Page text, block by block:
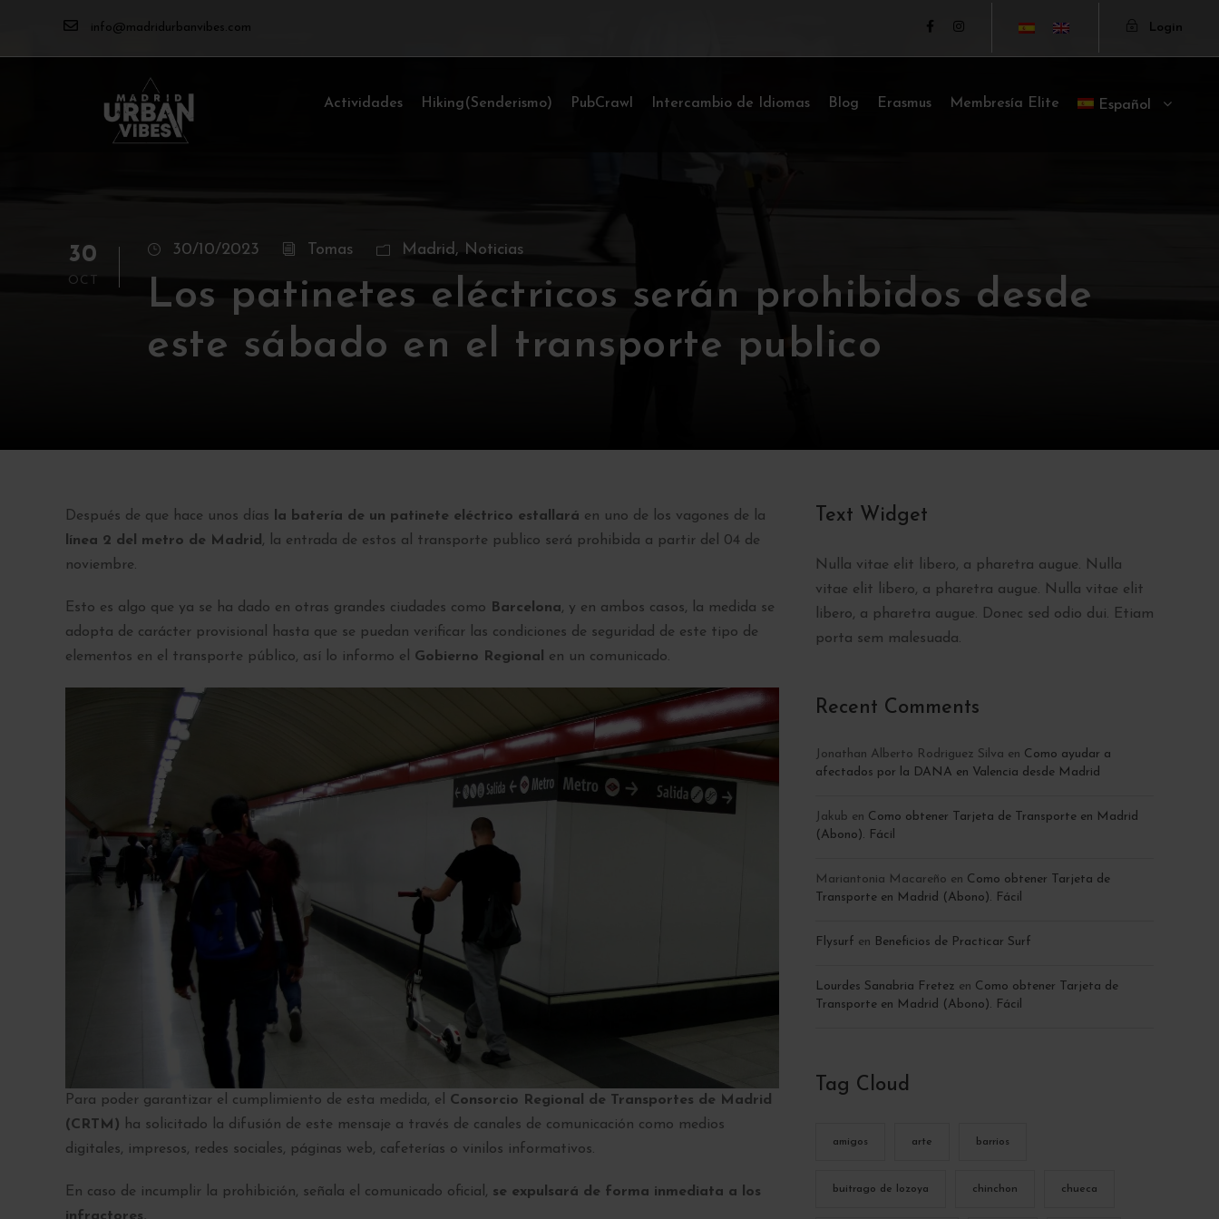
info@madridurbanvibes.com Login
Actividades Hiking(Senderismo) PubCrawl Intercambio de Idiomas Blog Erasmus Membresía Elite Español
30
OCT
30/10/2023 Tomas Madrid, Noticias
Los patinetes eléctricos serán prohibidos desde
este sábado en el transporte publico
Después de que hace unos días la batería de un patinete eléctrico estallará en uno de los vagones de la
línea 2 del metro de Madrid , la entrada de estos al transporte publico será prohibida a partir del 04 de
noviembre.
Esto es algo que ya se ha dado en otras grandes ciudades como Barcelona, y en ambos casos, la medida se
adopta de carácter provisional hasta que se puedan verificar las condiciones de seguridad de este tipo de
elementos en el transporte público, así lo informo el Gobierno Regional en un comunicado.
Para poder garantizar el cumplimiento de esta medida, el Consorcio Regional de Transportes de Madrid
(CRTM) ha solicitado la difusión de este mensaje a través de canales de comunicación como medios
digitales, impresos, redes sociales, páginas web, cafeterías o vinilos informativos.
En caso de incumplir la prohibición, señala el comunicado oficial, se expulsará de forma inmediata a los
Text Widget
Nulla vitae elit libero, a pharetra augue. Nulla
vitae elit libero, a pharetra augue. Nulla vitae elit
libero, a pharetra augue. Donec sed odio dui. Etiam
porta sem malesuada.
Recent Comments
Jonathan Alberto Rodriguez Silva en Como ayudar a
afectados por la DANA en Valencia desde Madrid
Jakub en Como obtener Tarjeta de Transporte en Madrid
(Abono). Fácil
Mariantonia Macareño en Como obtener Tarjeta de
Transporte en Madrid (Abono). Fácil
Flysurf en Beneficios de Practicar Surf
Lourdes Sanabria Fretez en Como obtener Tarjeta de
Transporte en Madrid (Abono). Fácil
Tag Cloud
amigos arte barrios
buitrago de lozoya chinchon chueca